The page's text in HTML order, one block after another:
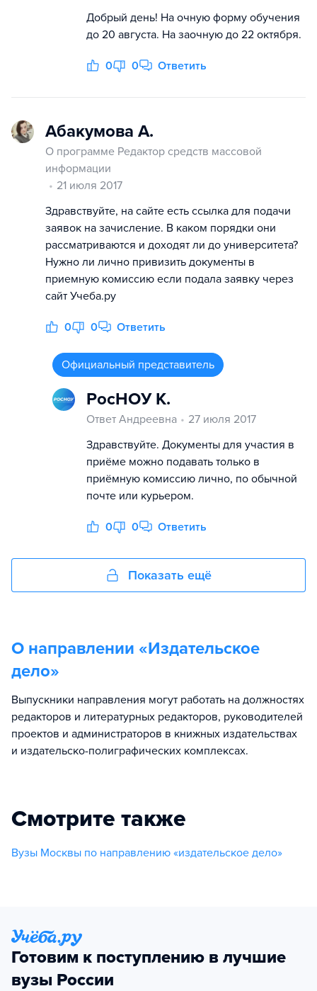
Добрый день! На очную форму обучения
до 20 августа. На заочную до 22 октября.
0 0 Ответить
Абакумова А.
О программе Редактор средств массовой
информации
21 июля 2017
Здравствуйте, на сайте есть ссылка для подачи
заявок на зачисление. В каком порядки они
рассматриваются и доходят ли до университета?
Нужно ли лично привизить документы в
приемную комиссию если подала заявку через
сайт Учеба.ру
0 0 Ответить
Официальный представитель
РосНОУ К.
Ответ Андреевна
27 июля 2017
Здравствуйте. Документы для участия в
приёме можно подавать только в
приёмную комиссию лично, по обычной
почте или курьером.
0 0 Ответить
Показать ещё
О направлении «Издательское
дело»
Выпускники направления могут работать на должностях
редакторов и литературных редакторов, руководителей
проектов и администраторов в книжных издательствах
и издательско-полиграфических комплексах.
Смотрите также
Вузы Москвы по направлению «издательское дело»
Готовим к поступлению в лучшие
вузы России